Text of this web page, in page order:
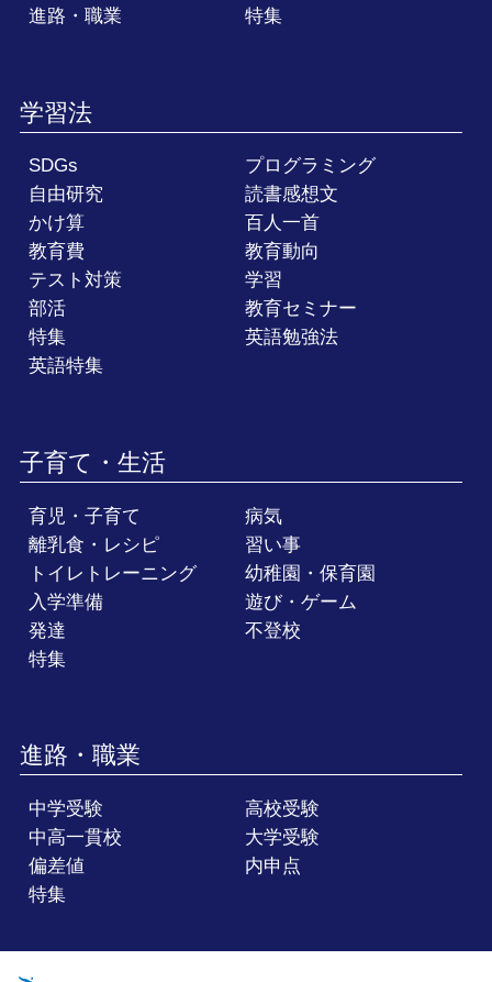
進路・職業
特集
学習法
SDGs
プログラミング
自由研究
読書感想文
かけ算
百人一首
教育費
教育動向
テスト対策
学習
部活
教育セミナー
特集
英語勉強法
英語特集
子育て・生活
育児・子育て
病気
離乳食・レシピ
習い事
トイレトレーニング
幼稚園・保育園
入学準備
遊び・ゲーム
発達
不登校
特集
進路・職業
中学受験
高校受験
中高一貫校
大学受験
偏差値
内申点
特集